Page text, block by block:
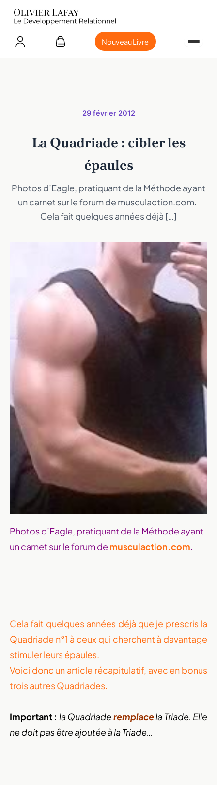
Nouveau Livre
29 février 2012
La Quadriade : cibler les
épaules
Photos d’Eagle, pratiquant de la Méthode ayant
un carnet sur le forum de musculaction.com.
Cela fait quelques années déjà […]
Photos d’Eagle, pratiquant de la Méthode ayant
un carnet sur le forum de musculaction.com.
Cela fait quelques années déjà que je prescris la
Quadriade n°1 à ceux qui cherchent à davantage
stimuler leurs épaules.
Voici donc un article récapitulatif, avec en bonus
trois autres Quadriades.
Important : la Quadriaderemplacela Triade. Elle
ne doit pas être ajoutée à la Triade…